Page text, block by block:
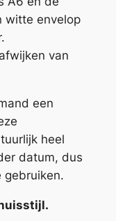
witte envelop
van
een
heel
datum, dus
gebruiken.